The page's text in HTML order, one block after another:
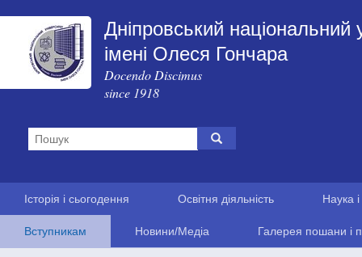
Дніпровський національний
імені Олеся Гончара
Docendo Discimus
since 1918
Історія і сьогодення Освітня діяльність Наука
Вступникам Новини/Медіа Галерея пошани і